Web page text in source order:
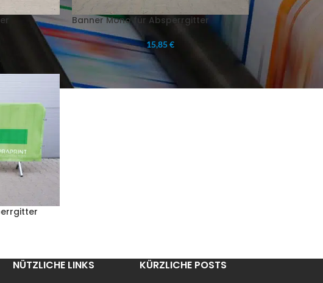
Banner Mono für Absperrgitter
15,85 €
NÜTZLICHE LINKS KÜRZLICHE POSTS